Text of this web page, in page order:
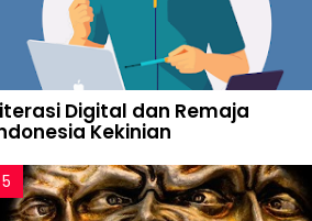
Digital dan Remaja
Kekinian